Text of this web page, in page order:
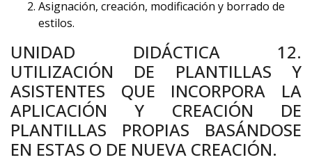
Asignación, creación, modificación y borrado de
estilos.
UNIDAD DIDÁCTICA 12.
UTILIZACIÓN DE PLANTILLAS Y
ASISTENTES QUE INCORPORA LA
APLICACIÓN Y CREACIÓN DE
PLANTILLAS PROPIAS BASÁNDOSE
EN ESTAS O DE NUEVA CREACIÓN.